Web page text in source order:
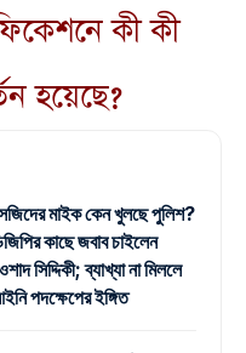
কী কী
হয়েছে?
মাইক কেন খুলছে পুলিশ?
কাছে জবাব চাইলেন
সিদ্দিকী; ব্যাখ্যা না মিললে
পদক্ষেপের ইঙ্গিত